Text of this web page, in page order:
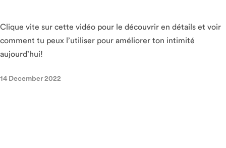
Clique vite sur cette vidéo pour le découvrir en détails et voir
comment tu peux l’utiliser pour améliorer ton intimité
aujourd’hui!
14 December 2022